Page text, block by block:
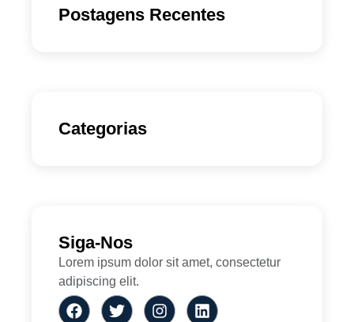
Postagens Recentes
Categorias
Siga-Nos
Lorem ipsum dolor sit amet, consectetur
adipiscing elit.